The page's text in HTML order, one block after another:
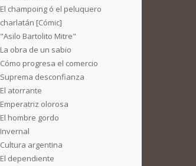
El champoing ó el peluquero
charlatán [Cómic]
"Asilo Bartolito Mitre"
La obra de un sabio
Cómo progresa el comercio
Suprema desconfianza
El atorrante
Emperatriz olorosa
El hombre gordo
Invernal
Cultura argentina
El dependiente